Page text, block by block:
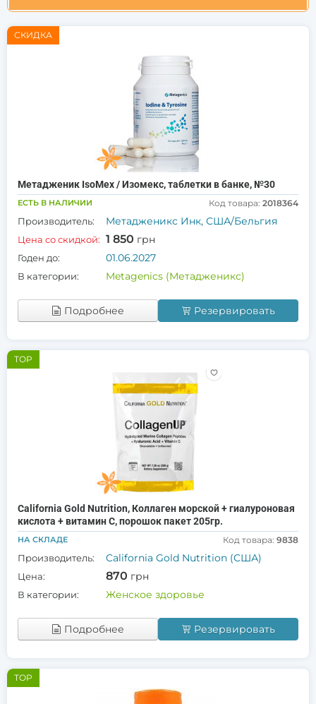
СКИДКА
Метадженик IsoMex / Изомекс, таблетки в банке, №30
ЕСТЬ В НАЛИЧИИ Код товара: 2018364
Производитель: Метадженикс Инк, США/Бельгия
Цена со скидкой: 1 850 грн
Годен до: 01.06.2027
В категории: Metagenics (Метадженикс)
Подробнее Резервировать
TOP
California Gold Nutrition, Коллаген морской + гиалуроновая
кислота + витамин С, порошок пакет 205гр.
НА СКЛАДЕ Код товара: 9838
Производитель: California Gold Nutrition (США)
Цена: 870 грн
В категории: Женское здоровье
Подробнее Резервировать
TOP